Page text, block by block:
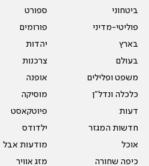
ביטחוני
פוליטי-מדיני
בארץ
בעולם
משפט ופלילים
כלכלה ונדל"ן
דעות
חדשות המגזר
אוכל
כיפה שחורה
ספורט
פורומים
יהדות
צרכנות
אופנה
מוסיקה
פיוטקאסט
ילדודס
מודעות אבל
מזג אוויר